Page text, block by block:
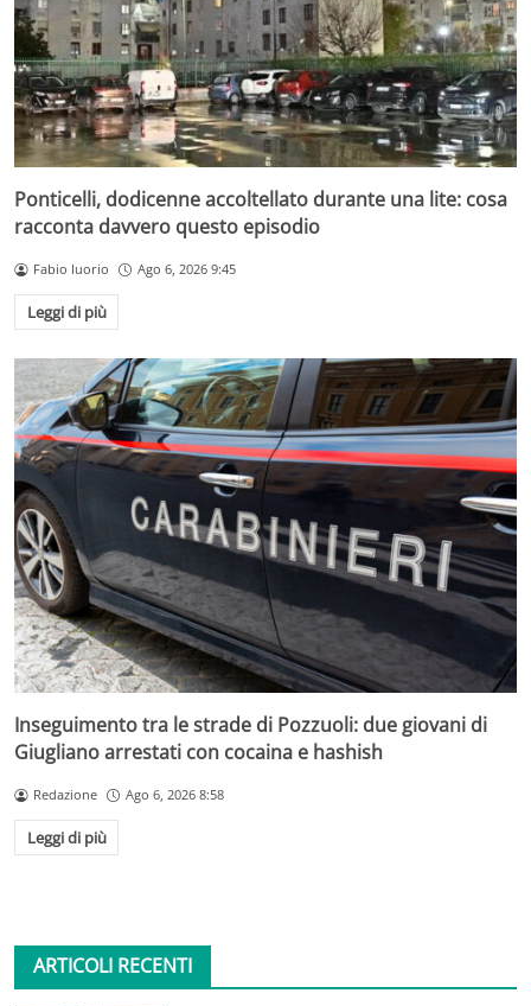
Ponticelli, dodicenne accoltellato durante una lite: cosa
racconta davvero questo episodio
Fabio Iuorio Ago 6, 2026 9:45
Leggi di più
Inseguimento tra le strade di Pozzuoli: due giovani di
Giugliano arrestati con cocaina e hashish
Redazione Ago 6, 2026 8:58
Leggi di più
ARTICOLI RECENTI